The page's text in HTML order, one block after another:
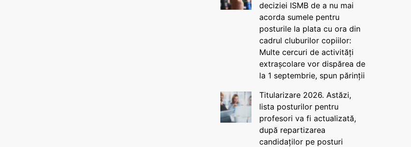
deciziei ISMB de a nu mai
acorda sumele pentru
posturile la plata cu ora din
cadrul cluburilor copiilor:
Multe cercuri de activități
extrașcolare vor dispărea de
la 1 septembrie, spun părinții
Titularizare 2026. Astăzi,
lista posturilor pentru
profesori va fi actualizată,
după repartizarea
candidaților pe posturi